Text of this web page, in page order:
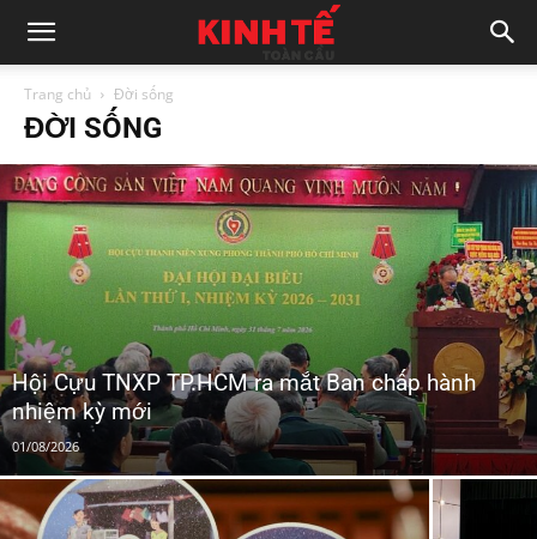
Trang chủ Đời sống
ĐỜI SỐNG
Hội Cựu TNXP TP.HCM ra mắt Ban chấp hành
nhiệm kỳ mới
01/08/2026